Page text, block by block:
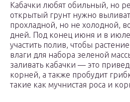
Кабачки любят обильный, но
открытый грунт нужно
прохладной, но не холодной,
дней. Под конец июня и в
участить полив, чтобы
влаги для набора зеленой
заливать кабачки — это
корней, а также пробудит
такие как мучнистая роса и